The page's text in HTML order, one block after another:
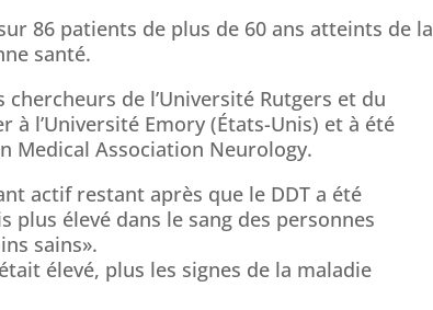
86 patients de plus de 60 ans atteints de la
santé.
de l’Université Rutgers et du
à l’Université Emory (États-Unis) et à été
Medical Association Neurology.
actif restant après que le DDT a été
élevé dans le sang des personnes
sains».
élevé, plus les signes de la maladie